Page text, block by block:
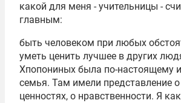
какой для меня - учительницы -
главным:
быть человеком при любых
уметь ценить лучшее в других
Хпопониных была по-настоящему
семья. Там имели представление о
ценностях, о нравственности. Я